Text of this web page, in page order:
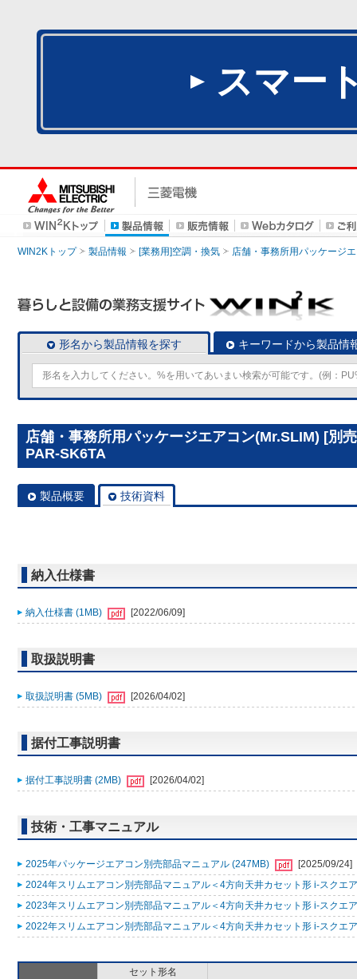
スマー
WIN2Kトップ 製品情報 [業務用]空調・換気 店舗・事務所用パッケージ
形名から製品情報を探す キーワードから製品情
店舗・事務所用パッケージエアコン(Mr.SLIM) [別
PAR-SK6TA
製品概要 技術資料
納入仕様書
納入仕様書 (1MB) [2022/06/09]
取扱説明書
取扱説明書 (5MB) [2026/04/02]
据付工事説明書
据付工事説明書 (2MB) [2026/04/02]
技術・工事マニュアル
2025年パッケージエアコン別売部品マニュアル (247MB)
[2025/09/24]
2024年スリムエアコン別売部品マニュアル＜4方向天井カセット形 i-スクエ
2023年スリムエアコン別売部品マニュアル＜4方向天井カセット形 i-スクエ
2022年スリムエアコン別売部品マニュアル＜4方向天井カセット形 i-スクエ
セット形名